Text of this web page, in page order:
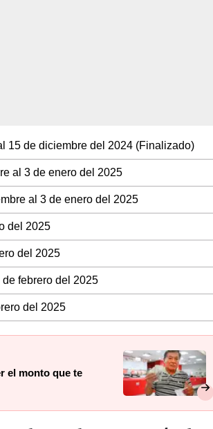
15 de diciembre del 2024 (Finalizado)
al 3 de enero del 2025
al 3 de enero del 2025
del 2025
del 2025
febrero del 2025
del 2025
el monto que te